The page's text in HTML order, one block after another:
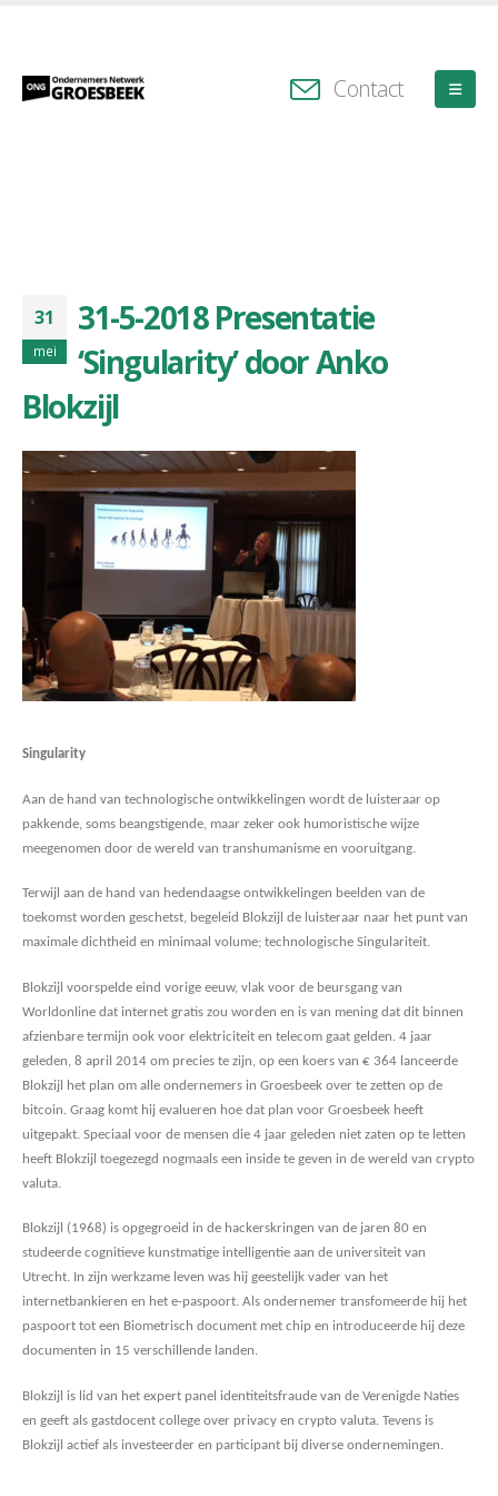
Contact
31
mei
31-5-2018 Presentatie
‘Singularity’ door Anko
Blokzijl
Singularity
Aan de hand van technologische ontwikkelingen wordt de luisteraar op
pakkende, soms beangstigende, maar zeker ook humoristische wijze
meegenomen door de wereld van transhumanisme en vooruitgang.
Terwijl aan de hand van hedendaagse ontwikkelingen beelden van de
toekomst worden geschetst, begeleid Blokzijl de luisteraar naar het punt van
maximale dichtheid en minimaal volume; technologische Singulariteit.
Blokzijl voorspelde eind vorige eeuw, vlak voor de beursgang van
Worldonline dat internet gratis zou worden en is van mening dat dit binnen
afzienbare termijn ook voor elektriciteit en telecom gaat gelden. 4 jaar
geleden, 8 april 2014 om precies te zijn, op een koers van € 364 lanceerde
Blokzijl het plan om alle ondernemers in Groesbeek over te zetten op de
bitcoin. Graag komt hij evalueren hoe dat plan voor Groesbeek heeft
uitgepakt. Speciaal voor de mensen die 4 jaar geleden niet zaten op te letten
heeft Blokzijl toegezegd nogmaals een inside te geven in de wereld van crypto
valuta.
Blokzijl (1968) is opgegroeid in de hackerskringen van de jaren 80 en
studeerde cognitieve kunstmatige intelligentie aan de universiteit van
Utrecht. In zijn werkzame leven was hij geestelijk vader van het
internetbankieren en het e-paspoort. Als ondernemer transfomeerde hij het
paspoort tot een Biometrisch document met chip en introduceerde hij deze
documenten in 15 verschillende landen.
Blokzijl is lid van het expert panel identiteitsfraude van de Verenigde Naties
en geeft als gastdocent college over privacy en crypto valuta. Tevens is
Blokzijl actief als investeerder en participant bij diverse ondernemingen.